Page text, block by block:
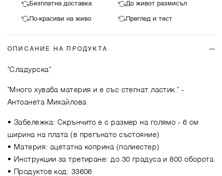
Безплатна доставка До живот размисъл
По-красиви на живо Преглед и тест
ОПИСАНИЕ НА ПРОДУКТА
"Сладурска"
"Много хуваба материя и е със стегнат ластик." -
Антоанета Михайлова
• Забележка: Скрънчито е с размер на голямо - 6 см
ширина на плата (в прегънато състояние)
• Материя: ацетатна коприна (полиестер)
• Инструкции за третиране: до 30 градуса и 800 оборота
• Продуктов код: 33606